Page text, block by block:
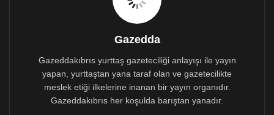
Gazedda
Gazeddakıbrıs yurttaş gazeteciliği anlayışı ile yayın
yapan, yurttaştan yana taraf olan ve gazetecilikte
meslek etiği ilkelerine inanan bir yayın organıdır.
Gazeddakıbrıs her koşulda barıştan yanadır.